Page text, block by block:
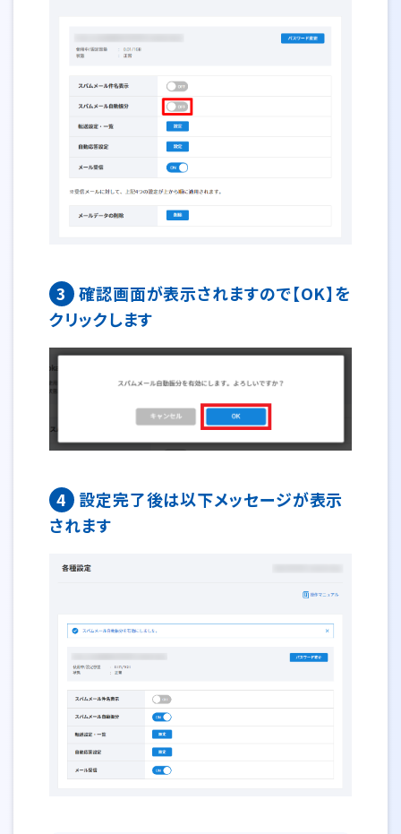
3
確認画面が表示されますので【OK】を
クリックします
4
設定完了後は以下メッセージが表示
されます